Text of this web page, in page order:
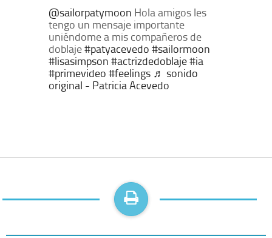
@sailorpatymoon Hola amigos les
tengo un mensaje importante
uniéndome a mis compañeros de
doblaje#patyacevedo #sailormoon
#lisasimpson #actrizdedoblaje#ia
#primevideo #feelings ♬ sonido
original - Patricia Acevedo